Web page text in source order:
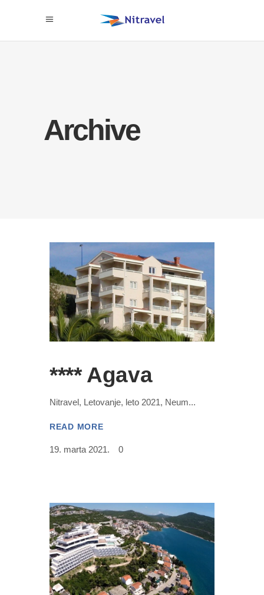
Archive
**** Agava
Nitravel, Letovanje, leto 2021, Neum
READ MORE
19. marta 2021. 0